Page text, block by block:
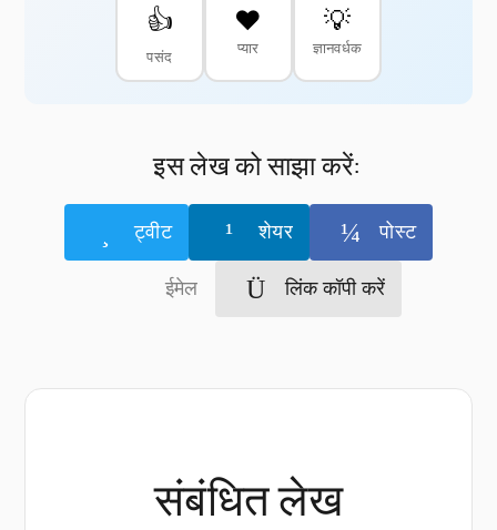
👍
पसंद
❤️
प्यार
💡
ज्ञानवर्धक
इस लेख को साझा करें:
ट्वीट शेयर पोस्ट
ईमेल लिंक कॉपी करें
संबंधित लेख